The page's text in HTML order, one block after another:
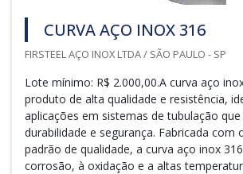
CURVA AÇO INOX 316
FIRSTEEL AÇO INOX LTDA / SÃO PAULO - SP
Lote mínimo: R$ 2.000,00.A curva aço
produto de alta qualidade e resistência,
aplicações em sistemas de tubulação
durabilidade e segurança. Fabricada com
padrão de qualidade, a curva aço inox
corrosão, à oxidação e a altas